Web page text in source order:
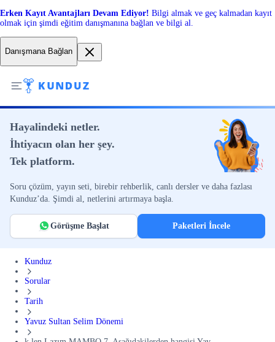
Erken Kayıt Avantajları Devam Ediyor! Bilgi almak ve geç kalmadan kayıt
olmak için şimdi eğitim danışmanına bağlan ve bilgi al.
Danışmana Bağlan
Hayalindeki netler.
İhtiyacın olan her şey.
Tek platform.
Soru çözüm, yayın seti, birebir rehberlik, canlı dersler ve daha fazlası
Kunduz’da. Şimdi al, netlerini artırmaya başla.
Görüşme Başlat Paketleri İncele
Kunduz
Sorular
Tarih
Yavuz Sultan Selim Dönemi